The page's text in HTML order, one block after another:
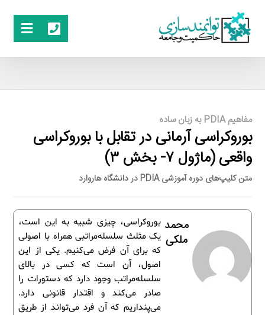
مفاهیم PDIA به زبان ساده
بوروکراسی آرمانی در تقابل با بوروکراسی
واقعی (ماژول ۷- بخش ۳)
متن کلیپ‌های دوره آموزشی PDIA در دانشگاه هاروارد
بوروکراسی، چیزی شبیه به این است،
یک مثلث سلسله‌مراتبی همراه با اصولی
که برای آن فرض می‌کنیم. یکی از این
اصول، آن است که کسی در بالای
سلسله‌مراتب وجود دارد که دستورات را
صادر می‌کند و اقتدار قانونی دارد.
می‌پنداریم که آن فرد می‌تواند از طریق
محمد
ملکی